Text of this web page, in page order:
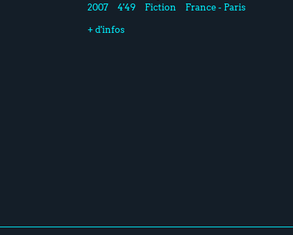
2007
4'49 Fiction France - Paris
+ d'infos